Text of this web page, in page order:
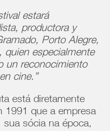
estará
productora y
Porto Alegre,
quien especialmente
un reconocimiento
cine.”
está diretamente
1991 que a empresa
sua sócia na época,